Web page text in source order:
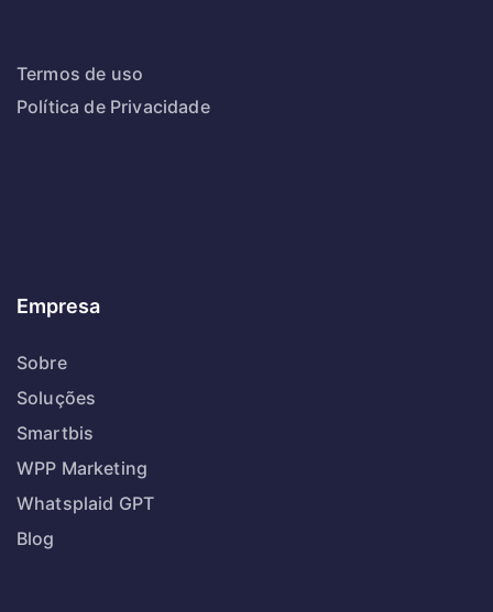
Termos de uso
Política de Privacidade
Empresa
Sobre
Soluções
Smartbis
WPP Marketing
Whatsplaid GPT
Blog